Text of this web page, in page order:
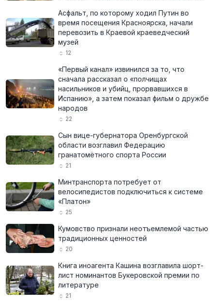
Асфальт, по которому ходил Путин во
время посещения Красноярска, начали
перевозить в Краевой краеведческий
музей
12
«Первый канал» извинился за то, что
сначала рассказал о «полчищах
насильников и убийц, прорвавшихся в
Испанию», а затем показал фильм о дружбе
народов
22
Сын вице-губернатора Оренбургской
области возглавил Федерацию
гранатомётного спорта России
21
Минтранспорта потребует от
велосипедистов подключиться к системе
«Платон»
25
Кумовство признали неотъемлемой частью
традиционных ценностей
20
Книга иноагента Кашина возглавила шорт-
лист номинантов Букеровской премии по
литературе
21